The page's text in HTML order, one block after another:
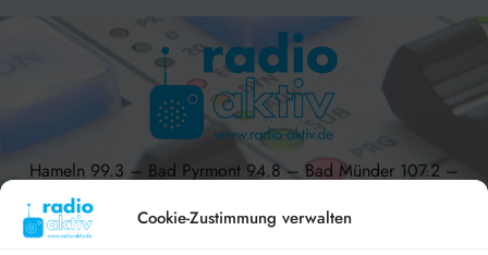
Cookie-Zustimmung verwalten
Hameln 99.3 – Bad Pyrmont 94.8 – Bad Münder 107.2 –
DAB+ 9C